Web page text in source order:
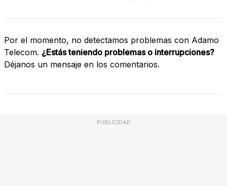
Por el momento, no detectamos problemas con Adamo
Telecom. ¿Estás teniendo problemas o interrupciones?
Déjanos un mensaje en los comentarios.
PUBLICIDAD